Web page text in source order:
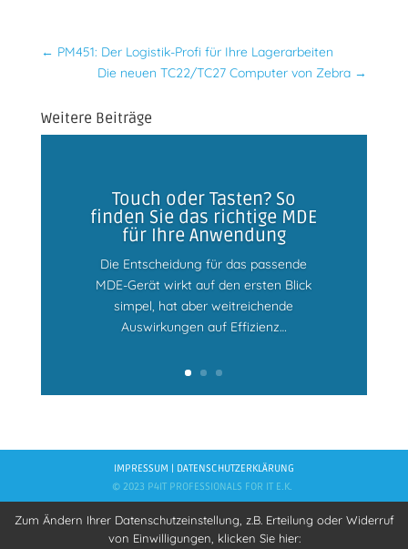
← PM451: Der Logistik-Profi für Ihre Lagerarbeiten
Die neuen TC22/TC27 Computer von Zebra →
Weitere Beiträge
Touch oder Tasten? So
finden Sie das richtige MDE
für Ihre Anwendung
Die Entscheidung für das passende
MDE-Gerät wirkt auf den ersten Blick
simpel, hat aber weitreichende
Auswirkungen auf Effizienz…
IMPRESSUM | DATENSCHUTZERKLÄRUNG
© 2023 P4IT PROFESSIONALS FOR IT E.K.
Zum Ändern Ihrer Datenschutzeinstellung, z.B. Erteilung oder Widerruf
von Einwilligungen, klicken Sie hier: